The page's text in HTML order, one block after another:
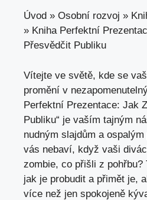
Úvod » Osobní rozvoj »
» Kniha Perfektní
Přesvědčit Publiku
Vítejte ve světě, kde se
promění v
Perfektní Prezentace: Jak
Publiku“ je vaším tajným
nudným slajdům a
vás nebaví, když vaši
zombie, co přišli z pohřbu?
jak je probudit a přimět je,
více než jen spokojeně